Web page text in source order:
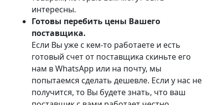
интересны.
Готовы перебить цены Вашего
поставщика.
Если Вы уже с кем-то работаете и есть
готовый счет от поставщика скиньте его
нам в WhatsApp или на почту, мы
попытаемся сделать дешевле. Если у нас не
получится, то Вы будете знать, что ваш